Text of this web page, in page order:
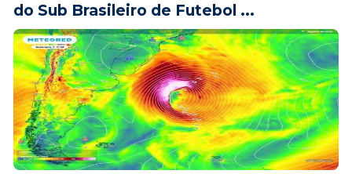
do Sub Brasileiro de Futebol ...